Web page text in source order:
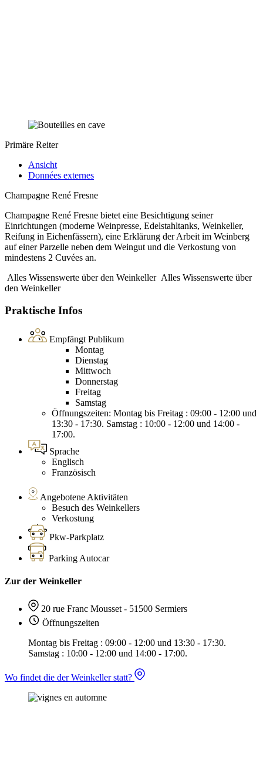
Primäre Reiter
Ansicht
Données externes
Champagne René Fresne
Champagne René Fresne bietet eine Besichtigung seiner
Einrichtungen (moderne Weinpresse, Edelstahltanks, Weinkeller,
Reifung in Eichenfässern), eine Erklärung der Arbeit im Weinberg
auf einer Parzelle neben dem Weingut und die Verkostung von
mindestens 2 Cuvées an.
Alles Wissenswerte über den Weinkeller Alles Wissenswerte über
den Weinkeller
Praktische Infos
Empfängt Publikum
Montag
Dienstag
Mittwoch
Donnerstag
Freitag
Samstag
Öffnungszeiten: Montag bis Freitag : 09:00 - 12:00 und
13:30 - 17:30. Samstag : 10:00 - 12:00 und 14:00 -
17:00.
Sprache
Englisch
Französisch
Angebotene Aktivitäten
Besuch des Weinkellers
Verkostung
Pkw-Parkplatz
Parking Autocar
Zur der Weinkeller
20 rue Franc Mousset - 51500 Sermiers
Öffnungszeiten
Montag bis Freitag : 09:00 - 12:00 und 13:30 - 17:30.
Samstag : 10:00 - 12:00 und 14:00 - 17:00.
Wo findet die der Weinkeller statt?